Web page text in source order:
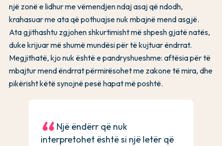
një zonë e lidhur me vëmendjen ndaj asaj që ndodh,
krahasuar me ata që pothuajse nuk mbajnë mend asgjë.
Ata gjithashtu zgjohen shkurtimisht më shpesh gjatë natës,
duke krijuar më shumë mundësi për të kujtuar ëndrrat.
Megjithatë, kjo nuk është e pandryshueshme: aftësia për të
mbajtur mend ëndrrat përmirësohet me zakone të mira, dhe
pikërisht këtë synojnë pesë hapat më poshtë.
Një ëndërr që nuk
interpretohet është si një letër që